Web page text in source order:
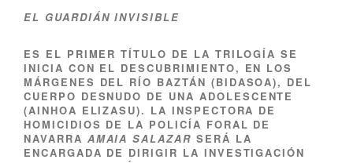
EL GUARDIÁN INVISIBLE
ES EL PRIMER TÍTULO DE LA TRILOGÍA SE
INICIA CON EL DESCUBRIMIENTO, EN LOS
MÁRGENES DEL RÍO BAZTÁN (BIDASOA), DEL
CUERPO DESNUDO DE UNA ADOLESCENTE
(AINHOA ELIZASU). LA INSPECTORA DE
HOMICIDIOS DE LA POLICÍA FORAL DE
NAVARRA AMAIA SALAZAR SERÁ LA
ENCARGADA DE DIRIGIR LA INVESTIGACIÓN